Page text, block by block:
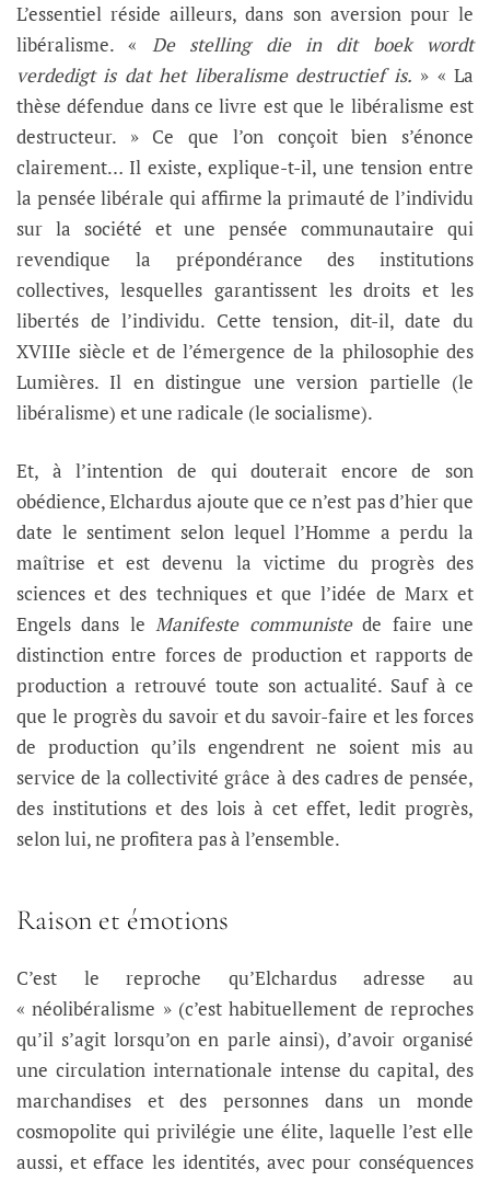
L’essentiel réside ailleurs, dans son aversion pour le
libéralisme. « De stelling die in dit boek wordt
verdedigt is dat het liberalisme destructief is. » « La
thèse défendue dans ce livre est que le libéralisme est
destructeur. » Ce que l’on conçoit bien s’énonce
clairement… Il existe, explique-t-il, une tension entre
la pensée libérale qui affirme la primauté de l’individu
sur la société et une pensée communautaire qui
revendique la prépondérance des institutions
collectives, lesquelles garantissent les droits et les
libertés de l’individu. Cette tension, dit-il, date du
XVIIIe siècle et de l’émergence de la philosophie des
Lumières. Il en distingue une version partielle (le
libéralisme) et une radicale (le socialisme).
Et, à l’intention de qui douterait encore de son
obédience, Elchardus ajoute que ce n’est pas d’hier que
date le sentiment selon lequel l’Homme a perdu la
maîtrise et est devenu la victime du progrès des
sciences et des techniques et que l’idée de Marx et
Engels dans leManifeste communistede faire une
distinction entre forces de production et rapports de
production a retrouvé toute son actualité. Sauf à ce
que le progrès du savoir et du savoir-faire et les forces
de production qu’ils engendrent ne soient mis au
service de la collectivité grâce à des cadres de pensée,
des institutions et des lois à cet effet, ledit progrès,
selon lui, ne profitera pas à l’ensemble.
Raison et émotions
C’est le reproche qu’Elchardus adresse au
« néolibéralisme » (c’est habituellement de reproches
qu’il s’agit lorsqu’on en parle ainsi), d’avoir organisé
une circulation internationale intense du capital, des
marchandises et des personnes dans un monde
cosmopolite qui privilégie une élite, laquelle l’est elle
aussi, et efface les identités, avec pour conséquences